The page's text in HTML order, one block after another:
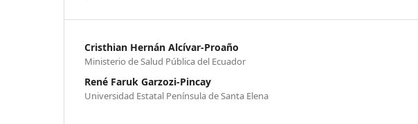
Cristhian Hernán Alcívar-Proaño
Ministerio de Salud Pública del Ecuador
René Faruk Garzozi-Pincay
Universidad Estatal Península de Santa Elena